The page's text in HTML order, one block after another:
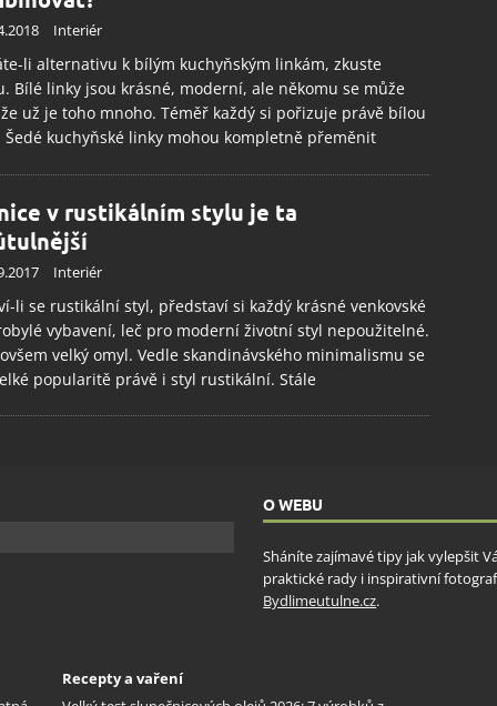
Interiér
li alternativu k bílým kuchyňským linkám, zkuste
Bílé linky jsou krásné, moderní, ale někomu se může
už je toho mnoho. Téměř každý si pořizuje právě bílou
Šedé kuchyňské linky mohou kompletně přeměnit
v rustikálním stylu je ta
Interiér
li se rustikální styl, představí si každý krásné venkovské
vybavení, leč pro moderní životní styl nepoužitelné.
velký omyl. Vedle skandinávského minimalismu se
popularitě právě i styl rustikální. Stále
O WEBU
Sháníte zajímavé tipy jak vylepšit
praktické rady i inspirativní
Bydlimeutulne.cz.
Recepty a vaření